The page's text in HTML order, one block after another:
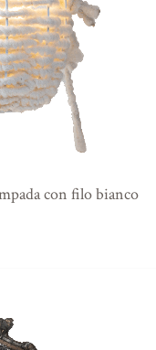
con filo bianco